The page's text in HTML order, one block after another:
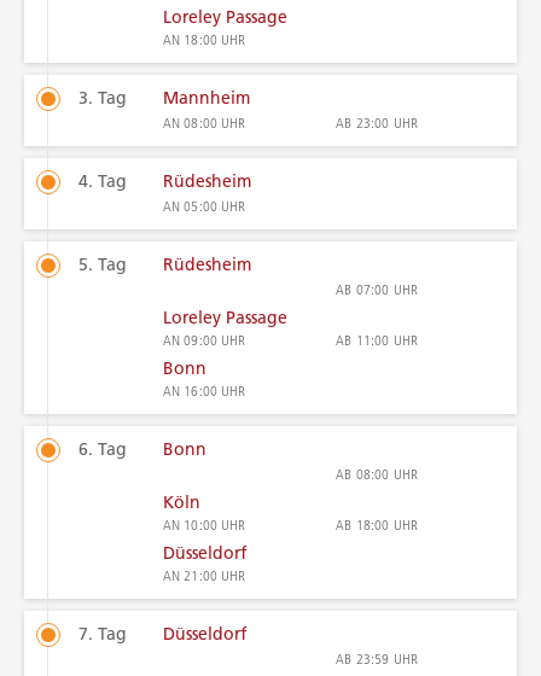
Loreley Passage
AN 18:00 UHR
3. Tag Mannheim
AN08:00 UHR AB 23:00 UHR
4. Tag Rüdesheim
AN05:00 UHR
5. Tag Rüdesheim
AB 07:00 UHR
Loreley Passage
AN09:00 UHR AB 11:00 UHR
Bonn
AN 16:00 UHR
6. Tag Bonn
AB 08:00 UHR
Köln
AN 10:00 UHR AB 18:00 UHR
Düsseldorf
AN 21:00 UHR
7. Tag Düsseldorf
AB 23:59 UHR